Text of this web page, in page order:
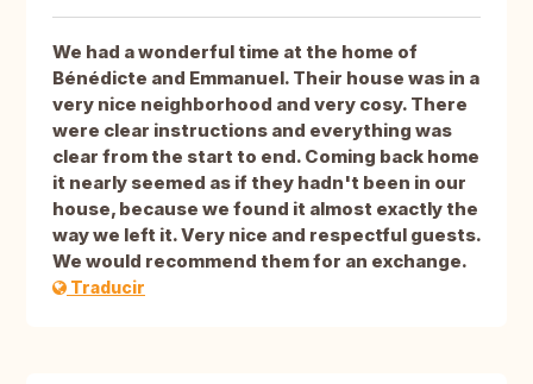
We had a wonderful time at the home of
Bénédicte and Emmanuel. Their house was in a
very nice neighborhood and very cosy. There
were clear instructions and everything was
clear from the start to end. Coming back home
it nearly seemed as if they hadn't been in our
house, because we found it almost exactly the
way we left it. Very nice and respectful guests.
We would recommend them for an exchange.
Traducir